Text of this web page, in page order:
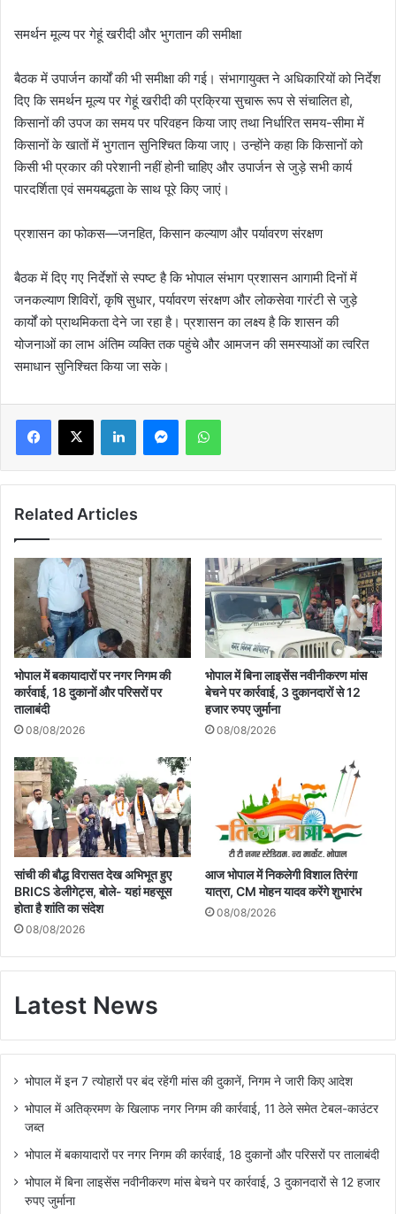
समर्थन मूल्य पर गेहूं खरीदी और भुगतान की समीक्षा
बैठक में उपार्जन कार्यों की भी समीक्षा की गई। संभागायुक्त ने अधिकारियों को निर्देश
दिए कि समर्थन मूल्य पर गेहूं खरीदी की प्रक्रिया सुचारू रूप से संचालित हो,
किसानों की उपज का समय पर परिवहन किया जाए तथा निर्धारित समय-सीमा में
किसानों के खातों में भुगतान सुनिश्चित किया जाए। उन्होंने कहा कि किसानों को
किसी भी प्रकार की परेशानी नहीं होनी चाहिए और उपार्जन से जुड़े सभी कार्य
पारदर्शिता एवं समयबद्धता के साथ पूरे किए जाएं।
प्रशासन का फोकस—जनहित, किसान कल्याण और पर्यावरण संरक्षण
बैठक में दिए गए निर्देशों से स्पष्ट है कि भोपाल संभाग प्रशासन आगामी दिनों में
जनकल्याण शिविरों, कृषि सुधार, पर्यावरण संरक्षण और लोकसेवा गारंटी से जुड़े
कार्यों को प्राथमिकता देने जा रहा है। प्रशासन का लक्ष्य है कि शासन की
योजनाओं का लाभ अंतिम व्यक्ति तक पहुंचे और आमजन की समस्याओं का त्वरित
समाधान सुनिश्चित किया जा सके।
LinkedInMessengerWhatsApp
Related Articles
भोपाल में बकायादारों पर नगर निगम की
कार्रवाई, 18 दुकानों और परिसरों पर
तालाबंदी
08/08/2026
भोपाल में बिना लाइसेंस नवीनीकरण मांस
बेचने पर कार्रवाई, 3 दुकानदारों से 12
हजार रुपए जुर्माना
08/08/2026
सांची की बौद्ध विरासत देख अभिभूत हुए
BRICS डेलीगेट्स, बोले- यहां महसूस
होता है शांति का संदेश
08/08/2026
आज भोपाल में निकलेगी विशाल तिरंगा
यात्रा, CM मोहन यादव करेंगे शुभारंभ
08/08/2026
Latest News
भोपाल में इन 7 त्योहारों पर बंद रहेंगी मांस की दुकानें, निगम ने जारी किए आदेश
भोपाल में अतिक्रमण के खिलाफ नगर निगम की कार्रवाई, 11 ठेले समेत टेबल-काउंटर
जब्त
भोपाल में बकायादारों पर नगर निगम की कार्रवाई, 18 दुकानों और परिसरों पर तालाबंदी
भोपाल में बिना लाइसेंस नवीनीकरण मांस बेचने पर कार्रवाई, 3 दुकानदारों से 12 हजार
रुपए जुर्माना